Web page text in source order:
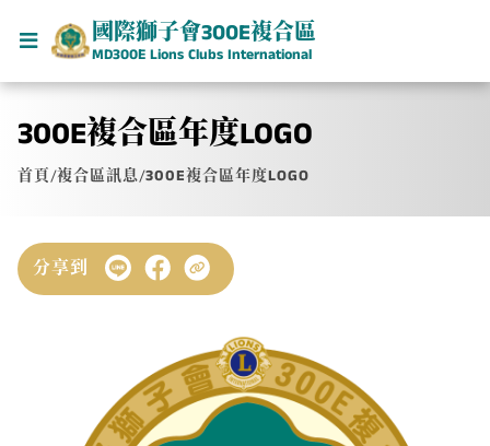
國際獅子會300E複合區
MD300E Lions Clubs International
300E複合區年度LOGO
首頁/複合區訊息/300E複合區年度LOGO
分享到